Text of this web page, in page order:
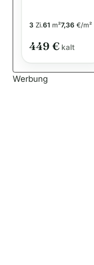
TOP renoviert
3 Zi.61 m²7,36 €/m²
449 € kalt
Werbung